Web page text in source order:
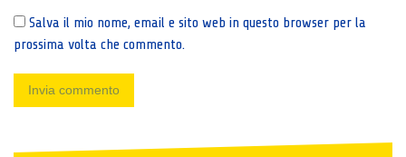
Salva il mio nome, email e sito web in questo browser per la
prossima volta che commento.